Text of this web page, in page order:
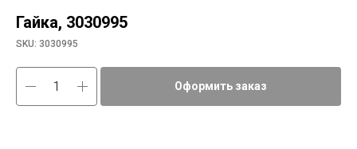
Гайка, 3030995
SKU: 3030995
Оформить заказ